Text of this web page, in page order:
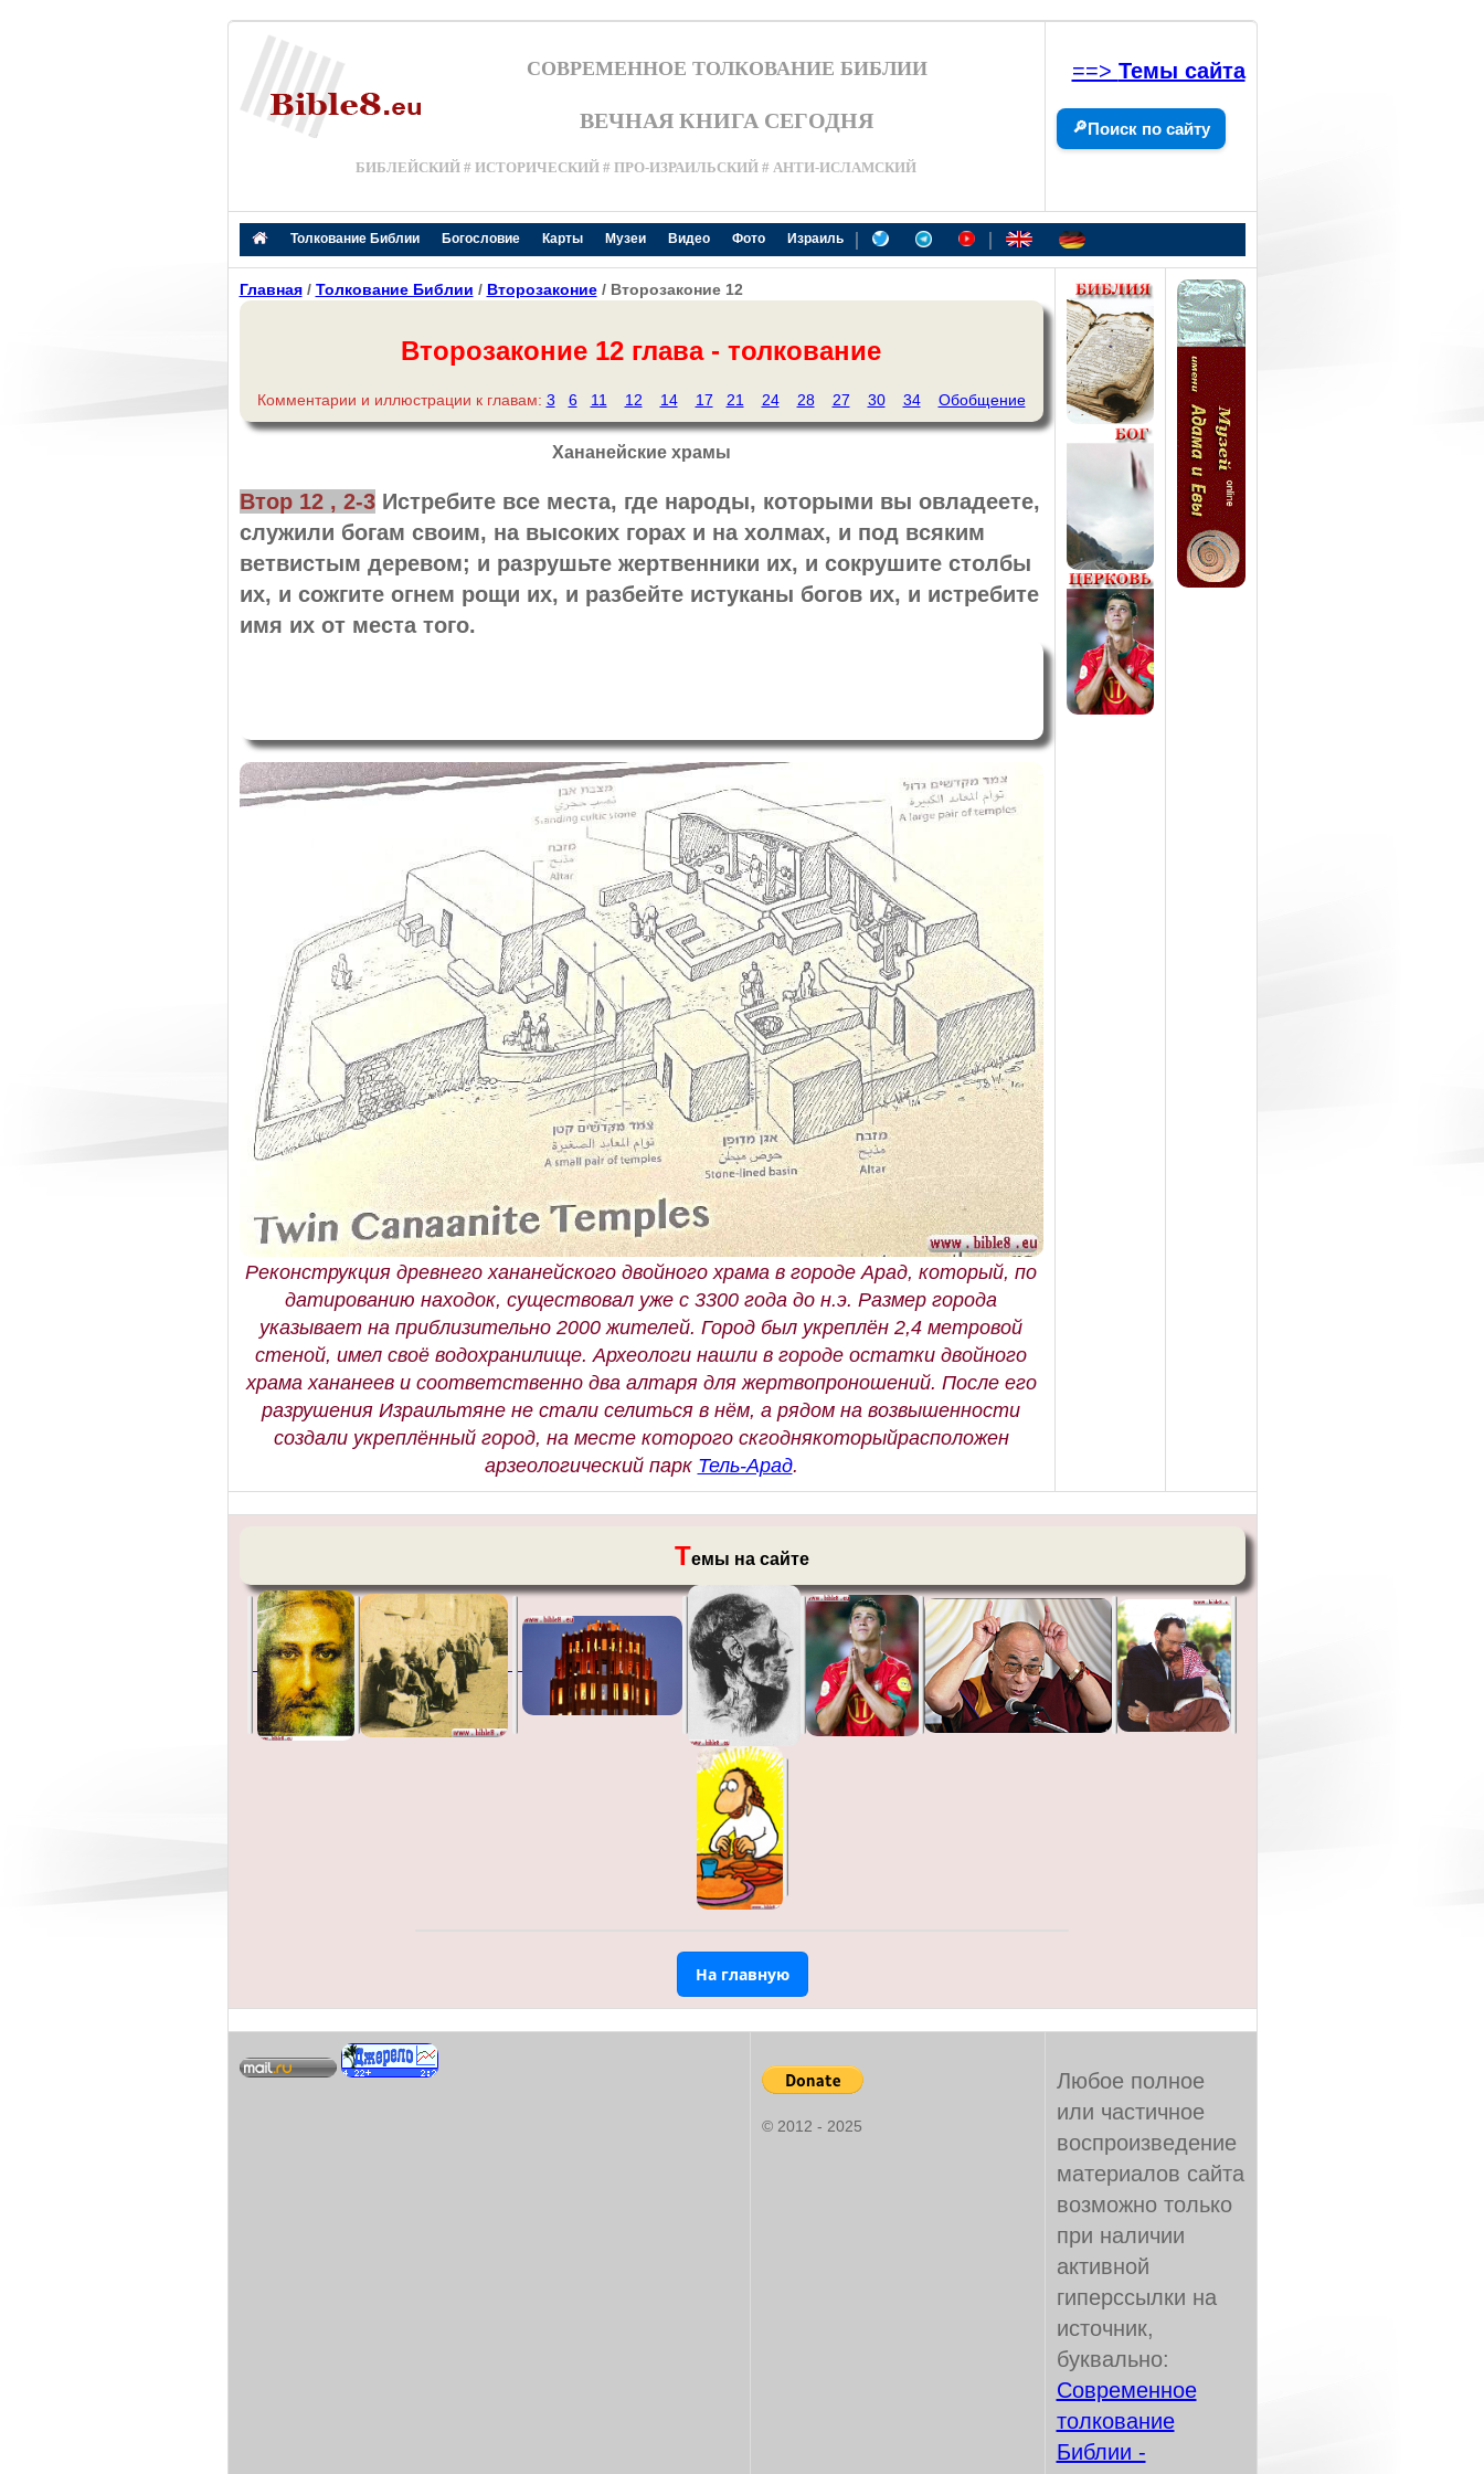
СОВРЕМЕННОЕ ТОЛКОВАНИЕ БИБЛИИ
ВЕЧНАЯ КНИГА СЕГОДНЯ
БИБЛЕЙСКИЙ # ИСТОРИЧЕСКИЙ # ПРО-ИЗРАИЛЬСКИЙ # АНТИ-ИСЛАМСКИЙ
==> Темы сайта
🔎Поиск по сайту
Толкование Библии Богословие Карты Музеи Видео Фото Израиль | |
Главная/ Толкование Библии / Второзаконие/ Второзаконие 12
Второзаконие 12 глава - толкование
Комментарии и иллюстрации к главам: 3 6 11 12 14 17 21 24 28 27 30 34 Обобщение
Хананейские храмы
Втор 12 , 2-3Истребите все места, где народы, которыми вы овладеете,
служили богам своим, на высоких горах и на холмах, и под всяким
ветвистым деревом; и разрушьте жертвенники их, и сокрушите столбы
их, и сожгите огнем рощи их, и разбейте истуканы богов их, и истребите
имя их от места того.
Реконструкция древнего хананейского двойного храма в городе Арад, который, по
датированию находок, существовал уже с 3300 года до н.э. Размер города
указывает на приблизительно 2000 жителей. Город был укреплён 2,4 метровой
стеной, имел своё водохранилище. Археологи нашли в городе остатки двойного
храма хананеев и соответственно два алтаря для жертвопроношений. После его
разрушения Израильтяне не стали селиться в нём, а рядом на возвышенности
создали укреплённый город, на месте которого скгоднякоторыйрасположен
арзеологический парк Тель-Арад.
Темы на сайте
На главную
© 2012 - 2025
Любое полное
или частичное
воспроизведение
материалов сайта
возможно только
при наличии
активной
гиперссылки на
источник,
буквально:
Современное
толкование
Библии -